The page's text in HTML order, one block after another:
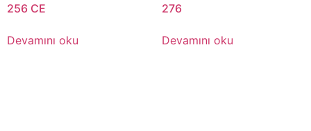
256 CE
Devamını oku
276
Devamını oku